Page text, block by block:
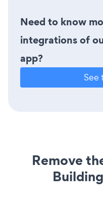
Need to know
integrations of
app?
See
Remove